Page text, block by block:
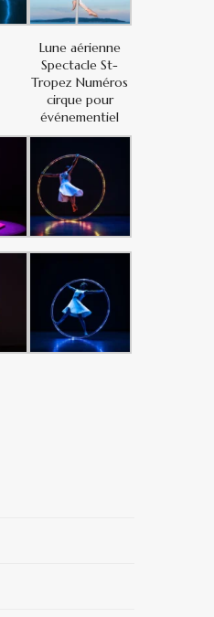
Lune aérienne
Spectacle St-
Tropez Numéros
cirque pour
événementiel